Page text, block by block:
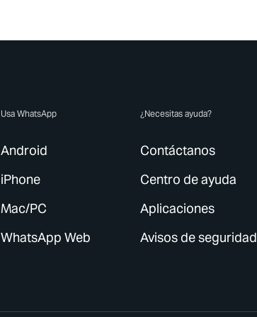
Usa WhatsApp
Android
iPhone
Mac/PC
WhatsApp Web
¿Necesitas ayuda?
Contáctanos
Centro de ayuda
Aplicaciones
Avisos de seguridad